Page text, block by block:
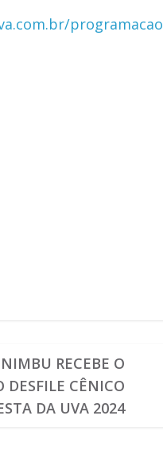
programacao
RECEBE O
DESFILE CÊNICO
DA UVA 2024